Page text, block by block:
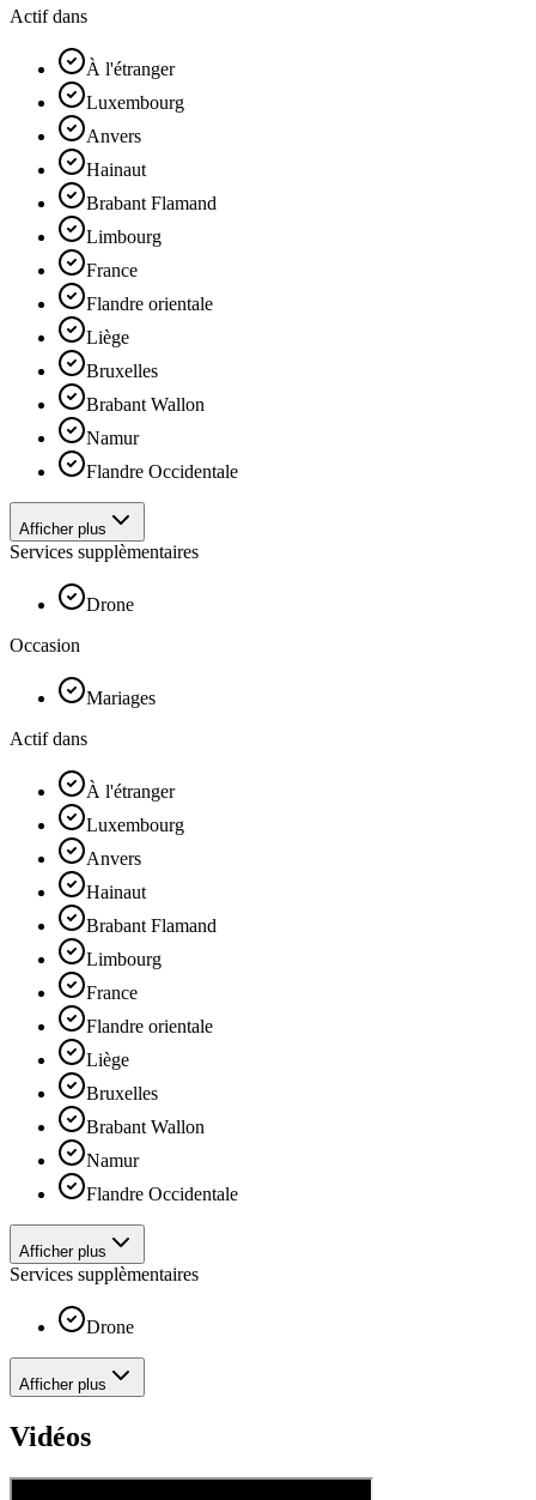
Actif dans
À l'étranger
Luxembourg
Anvers
Hainaut
Brabant Flamand
Limbourg
France
Flandre orientale
Liège
Bruxelles
Brabant Wallon
Namur
Flandre Occidentale
Afficher plus
Services supplèmentaires
Drone
Occasion
Mariages
Actif dans
À l'étranger
Luxembourg
Anvers
Hainaut
Brabant Flamand
Limbourg
France
Flandre orientale
Liège
Bruxelles
Brabant Wallon
Namur
Flandre Occidentale
Afficher plus
Services supplèmentaires
Drone
Afficher plus
Vidéos